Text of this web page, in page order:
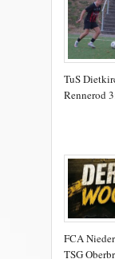
TuS
Rennerod
FCA
TSG